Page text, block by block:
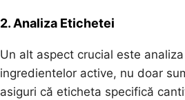
2. Analiza Etichetei
Un alt aspect crucial este
ingredientelor active, nu doar
asiguri că eticheta specifică